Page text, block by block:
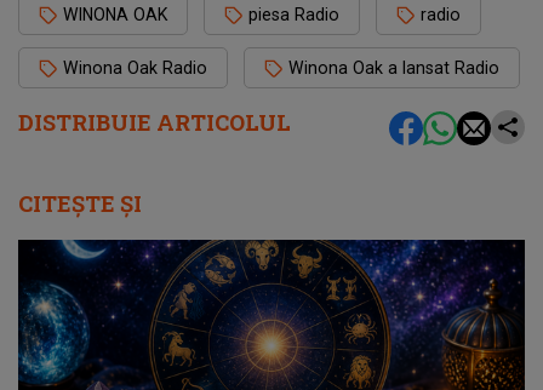
DISTRIBUIE ARTICOLUL
WINONA OAK piesa Radio radio
Winona Oak Radio Winona Oak a lansat Radio
CITEȘTE ȘI